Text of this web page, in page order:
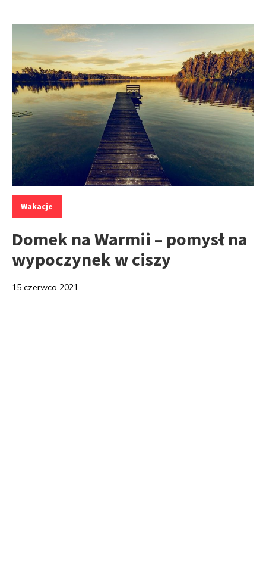
Kategorie:
Wakacje
Domek na Warmii – pomysł na
wypoczynek w ciszy
15 czerwca 2021